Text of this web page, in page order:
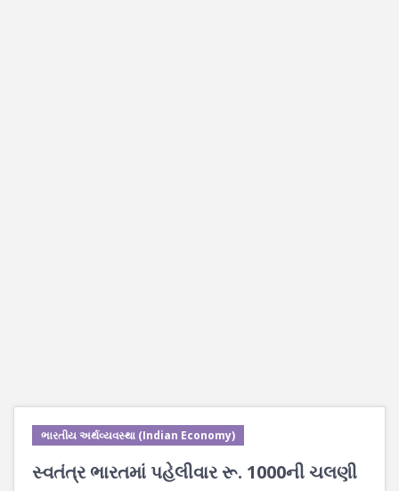
ભારતીય અર્થવ્યવસ્થા (Indian Economy)
સ્વતંત્ર ભારતમાં પહેલીવાર રૂ. 1000ની ચલણી